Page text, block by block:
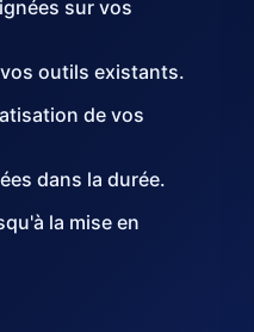
sur vos
outils existants.
de vos
dans la durée.
la mise en